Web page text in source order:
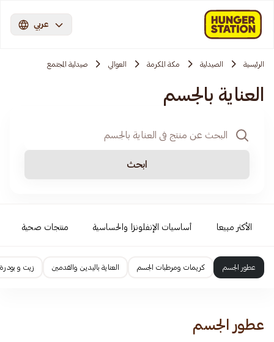
عربي
الرئيسية الصيدلية مكة المكرمة العوالي صيدلية المجتمع
العناية بالجسم
ابحث
الأكثر مبيعا أساسيات الإنفلونزا والحساسية منتجات صحية
عطور الجسم كريمات ومرطبات الجسم العناية باليدين والقدمين زيت و
عطور الجسم